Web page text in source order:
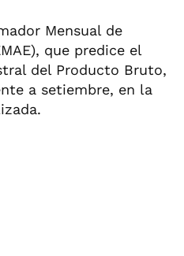
Mensual de
que predice el
del Producto Bruto,
a setiembre, en la